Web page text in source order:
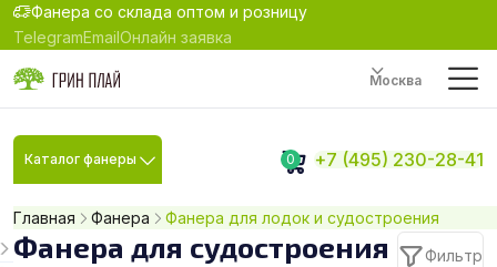
Фанера со склада оптом и розницу
TelegramEmailОнлайн заявка
Москва
Каталог фанеры 0 +7 (495) 230-28-41
Главная Фанера Фанера для лодок и судостроения
Фанера для судостроения Фильтр